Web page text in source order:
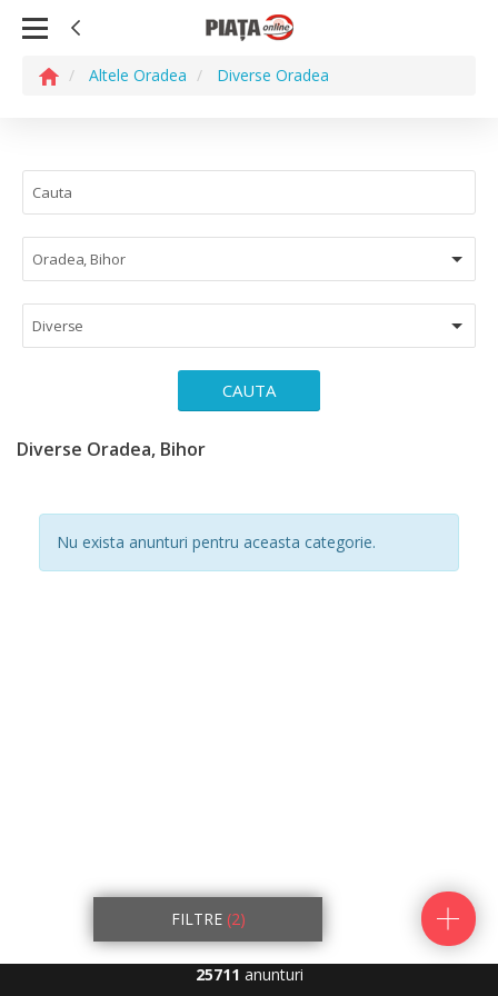
Altele Oradea Diverse Oradea
Oradea, Bihor
Diverse
CAUTA
Diverse Oradea, Bihor
Nu exista anunturi pentru aceasta categorie.
FILTRE (2)
25711 anunturi